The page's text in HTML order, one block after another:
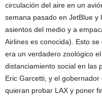
circulación del aire en un
semana pasado en JetBlue
asientos del medio y a
Airlines es conocida). Esto
era un verdadero zoológico
distanciamiento social en las
Eric Garcetti, y el
quieran probar LAX y poner